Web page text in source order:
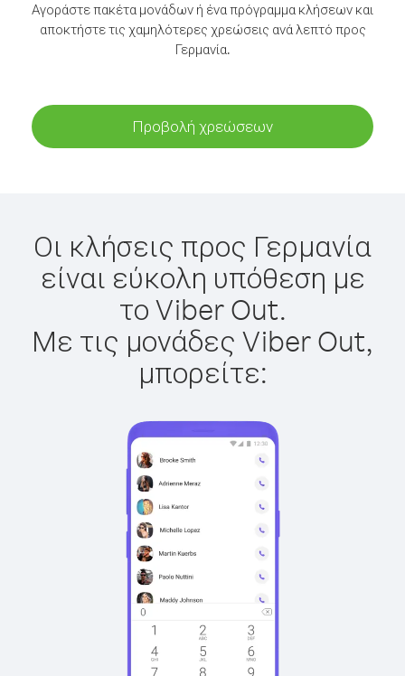
Αγοράστε πακέτα μονάδων ή ένα πρόγραμμα κλήσεων και
αποκτήστε τις χαμηλότερες χρεώσεις ανά λεπτό προς
Γερμανία.
Προβολή χρεώσεων
Οι κλήσεις προς Γερμανία
είναι εύκολη υπόθεση με
το Viber Out.
Με τις μονάδες Viber Out,
μπορείτε: